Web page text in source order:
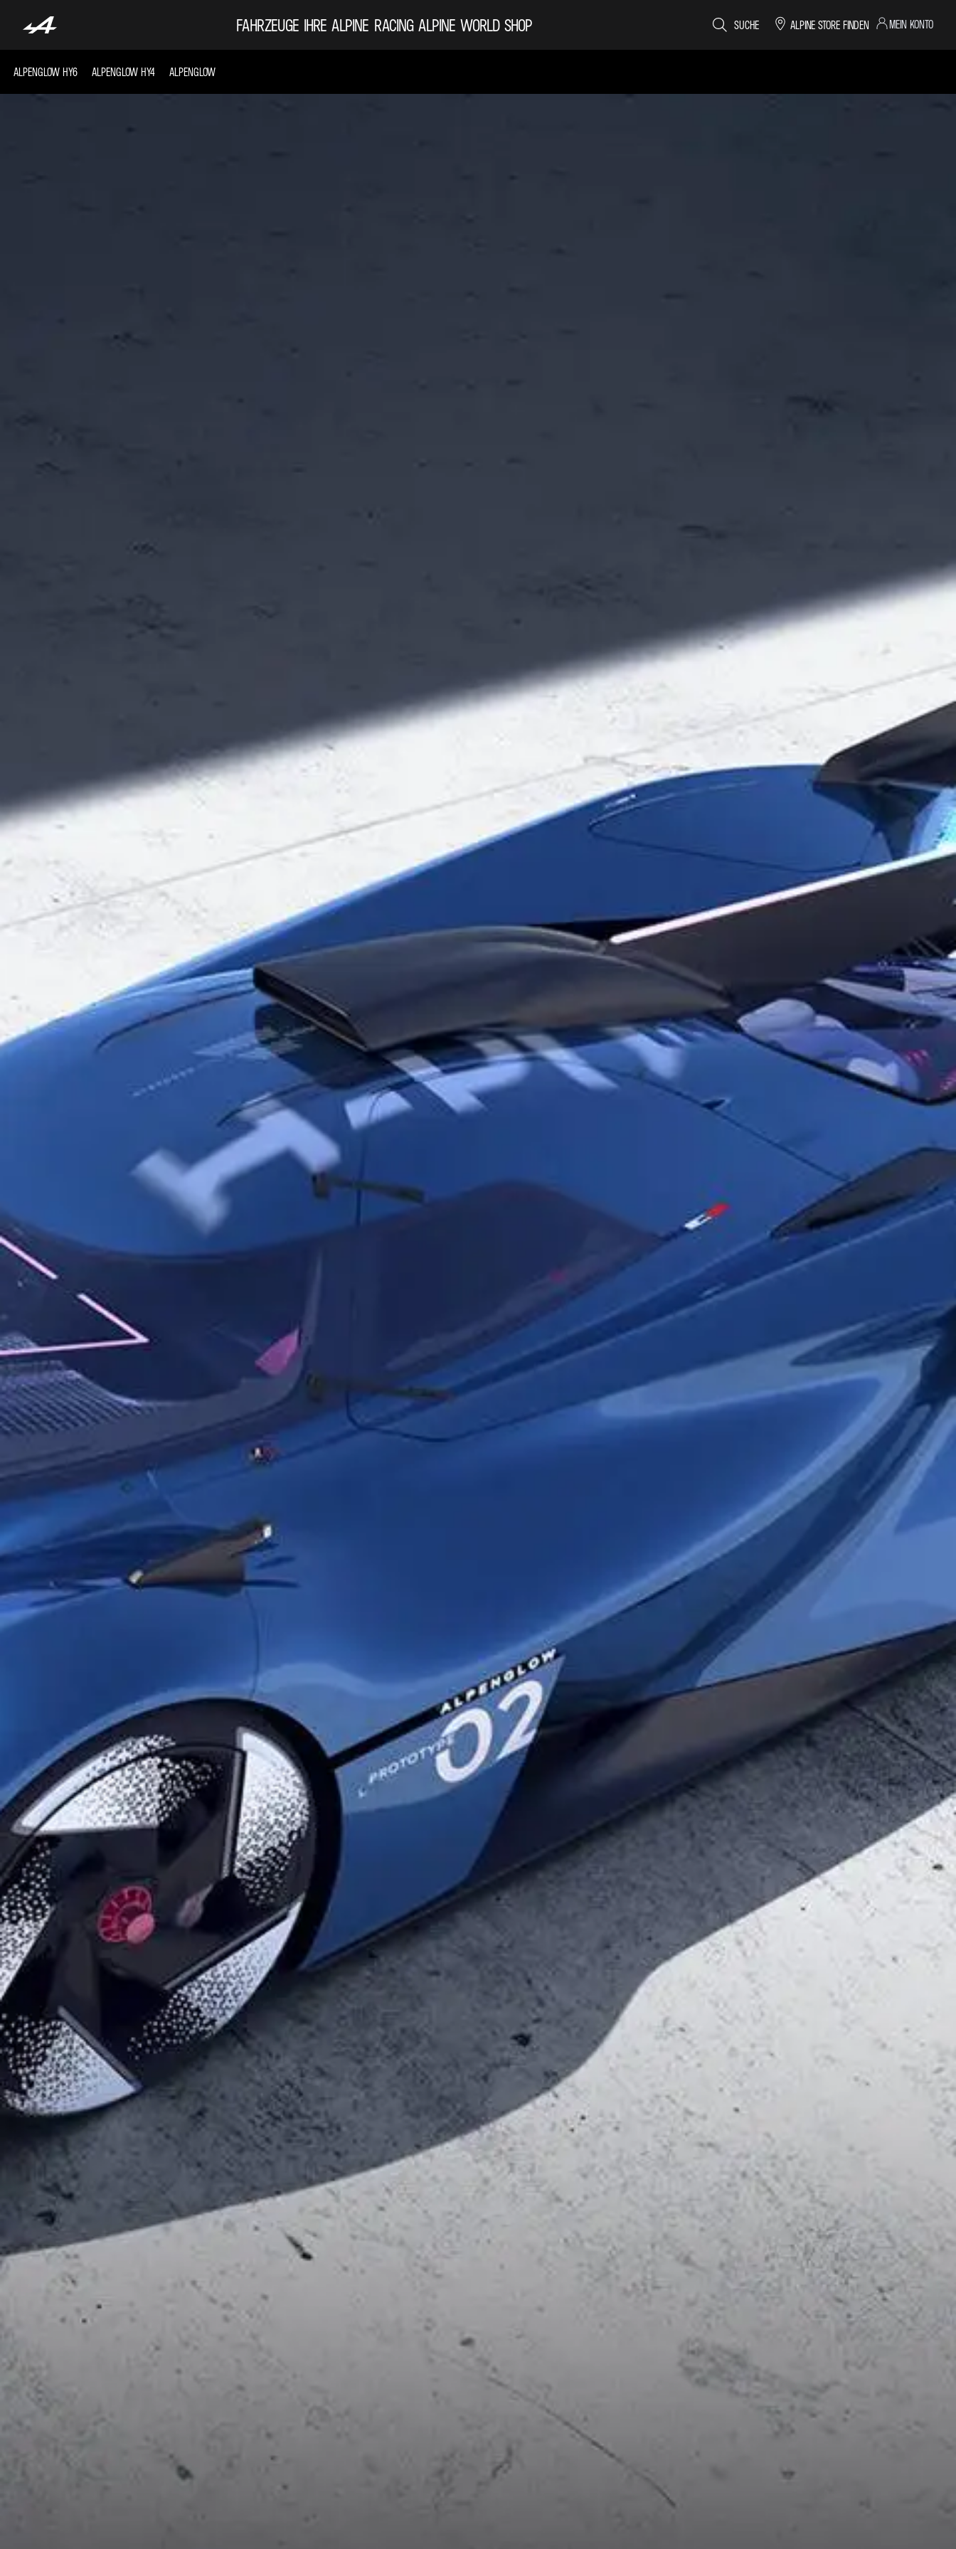
FAHRZEUGE IHRE ALPINE RACING ALPINE WORLD SHOP SUCHE ALPINE STORE FINDEN MEIN KONTO
ALPENGLOW HY6 ALPENGLOW HY4 ALPENGLOW